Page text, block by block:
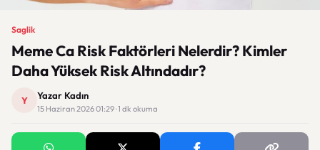
Saglik
Meme Ca Risk Faktörleri Nelerdir? Kimler
Daha Yüksek Risk Altındadır?
Y Yazar Kadın
15 Haziran 2026 01:29 · 1 dk okuma